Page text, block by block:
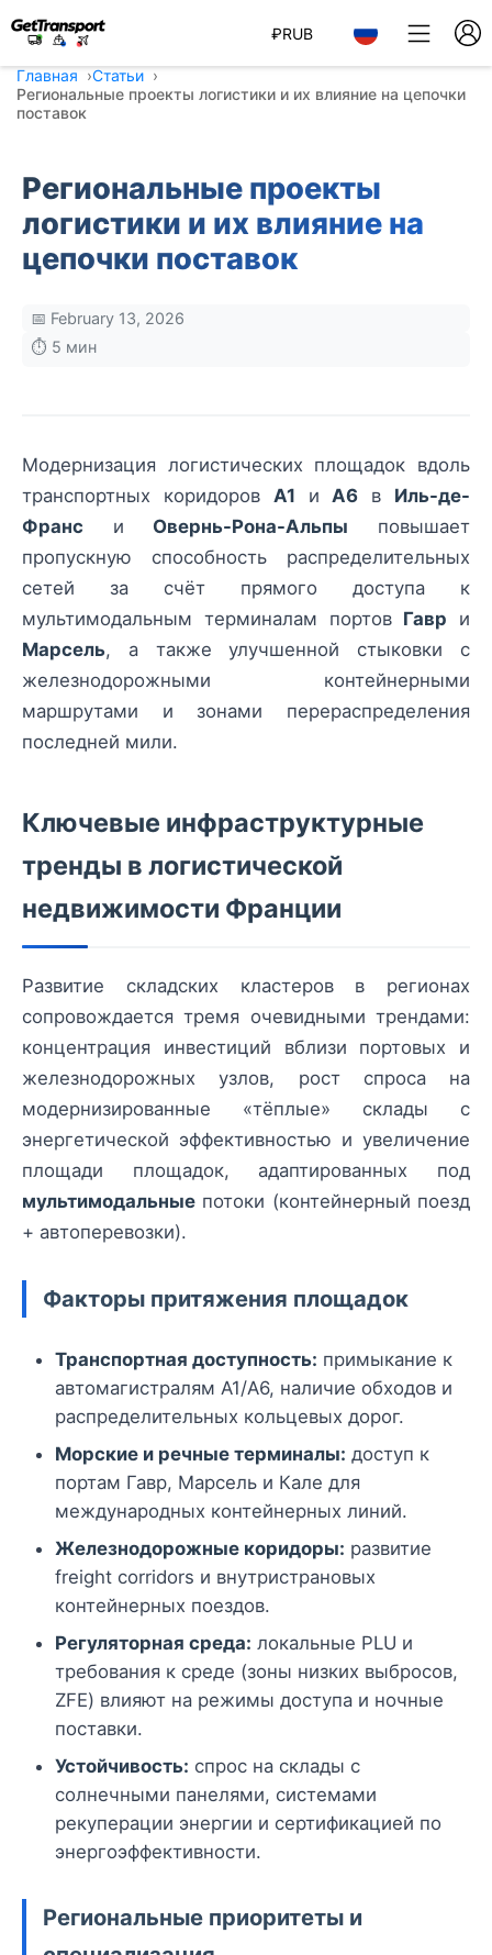
₽RUB
Главная
Статьи
Региональные проекты логистики и их влияние на цепочки
поставок
Региональные проекты
логистики и их влияние на
цепочки поставок
📅 February 13, 2026
⏱️ 5 мин
Модернизация логистических площадок вдоль
транспортных коридоров A1 иA6 в Иль-де-
Франс и Овернь-Рона-Альпы повышает
пропускную способность распределительных
сетей за счёт прямого доступа к
мультимодальным терминалам портов Гавр и
Марсель, а также улучшенной стыковки с
железнодорожными контейнерными
маршрутами и зонами перераспределения
последней мили.
Ключевые инфраструктурные
тренды в логистической
недвижимости Франции
Развитие складских кластеров в регионах
сопровождается тремя очевидными трендами:
концентрация инвестиций вблизи портовых и
железнодорожных узлов, рост спроса на
модернизированные «тёплые» склады с
энергетической эффективностью и увеличение
площади площадок, адаптированных под
мультимодальные потоки (контейнерный поезд
+ автоперевозки).
Факторы притяжения площадок
Транспортная доступность: примыкание к
автомагистралям A1/A6, наличие обходов и
распределительных кольцевых дорог.
Морские и речные терминалы: доступ к
портам Гавр, Марсель и Кале для
международных контейнерных линий.
Железнодорожные коридоры: развитие
freight corridors и внутристрановых
контейнерных поездов.
Регуляторная среда: локальные PLU и
требования к среде (зоны низких выбросов,
ZFE) влияют на режимы доступа и ночные
поставки.
Устойчивость: спрос на склады с
солнечными панелями, системами
рекуперации энергии и сертификацией по
энергоэффективности.
Региональные приоритеты и